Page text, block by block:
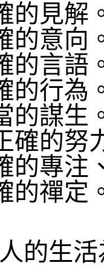
的見解
的意向
的言語
的行為
的謀生
確的努
的專注
的禪定
的生